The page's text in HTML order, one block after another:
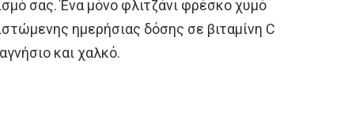
σας. Ένα μόνο φλιτζάνι φρέσκο χυμό
ημερήσιας δόσης σε βιταμίνη C
και χαλκό.